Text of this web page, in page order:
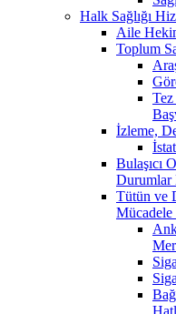
Halk Sağlığı
Aile
Toplum
İzleme,
Bulaşıcı
Durumlar
Tütün ve